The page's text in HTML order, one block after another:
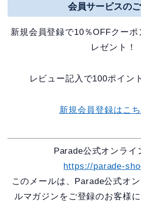
会員サービスの
新規会員登録で10％OFFクー
レゼント！
レビュー記入で100ポイン
新規会員登録はこ
Parade公式オンライ
https://parade-
このメールは、Parade公式オ
ルマガジンをご登録のお客様